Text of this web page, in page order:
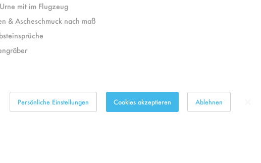
mit im Flugzeug
& Ascheschmuck nach maß
Cookies akzeptieren Ablehnen
Persönliche Einstellungen